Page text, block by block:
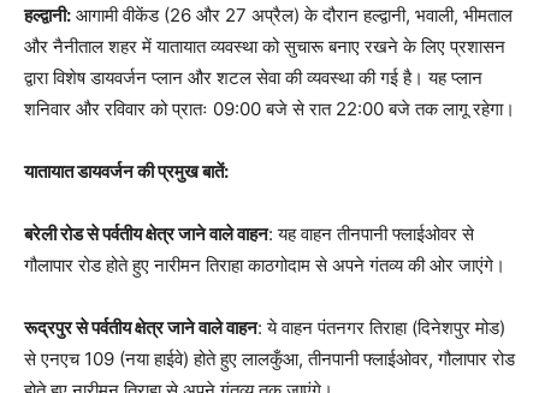
हल्द्वानी: आगामी वीकेंड (26 और 27 अप्रैल) के दौरान हल्द्वानी, भवाली, भीमताल
और नैनीताल शहर में यातायात व्यवस्था को सुचारू बनाए रखने के लिए प्रशासन
द्वारा विशेष डायवर्जन प्लान और शटल सेवा की व्यवस्था की गई है। यह प्लान
शनिवार और रविवार को प्रातः 09:00 बजे से रात 22:00 बजे तक लागू रहेगा।
यातायात डायवर्जन की प्रमुख बातें:
बरेली रोड से पर्वतीय क्षेत्र जाने वाले वाहन: यह वाहन तीनपानी फ्लाईओवर से
गौलापार रोड होते हुए नारीमन तिराहा काठगोदाम से अपने गंतव्य की ओर जाएंगे।
रूद्रपुर से पर्वतीय क्षेत्र जाने वाले वाहन: ये वाहन पंतनगर तिराहा (दिनेशपुर मोड)
से एनएच 109 (नया हाईवे) होते हुए लालकुँआ, तीनपानी फ्लाईओवर, गौलापार रोड